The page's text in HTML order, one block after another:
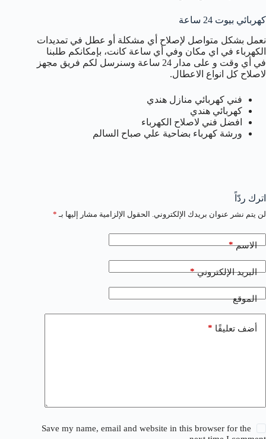
كهربائي بيوت 24 ساعة
نعمل بشكل متواصل لإصلاح أي مشكلة أو عطل في تمديدات
الكهرباء في اي مكان وفي أي ساعة كانت، بإمكانكم طلبنا
في أي وقت و على مدار 24 ساعة وسنرسل لكم فريق مجهز
لاصلاح كل انواع الاعطال.
فني كهربائي منازل هندي
كهربائي هندي
افضل فني لاصلاح الكهرباء
ورشة كهرباء بضاحية علي صباح السالم
اترك ردّاً
لن يتم نشر عنوان بريدك الإلكتروني. الحقول الإلزامية مشار إليها بـ *
الاسم*
البريد الإلكتروني*
الموقع
أضف تعليقًا *
Save my name, email and website in this browser for the